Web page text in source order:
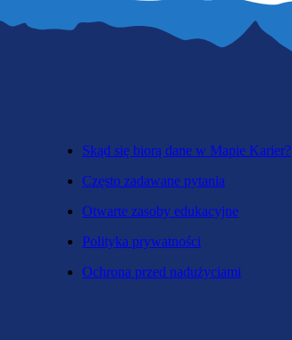
Skąd się biorą dane w Mapie Karier?
Często zadawane pytania
Otwarte zasoby edukacyjne
Polityka prywatności
Ochrona przed nadużyciami